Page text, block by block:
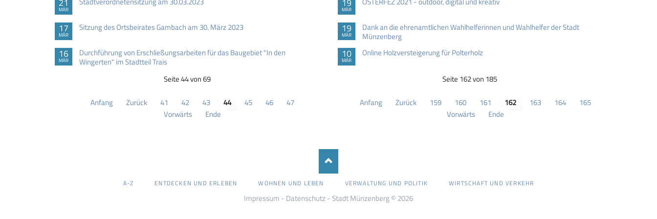
MÄR
17
MÄR
Sitzung des Ortsbeirates Gambach am 30. März 2023
16
MÄR
Durchführung von Erschließungsarbeiten für das Baugebiet "In den
Wingerten" im Stadtteil Trais
Seite 44 von 69
Anfang Zurück 41 42 43 44 45 46
47
Vorwärts
Ende
MÄR
19
MÄR
Dank an die ehrenamtlichen Wahlhelferinnen und Wahlhelfer der Stadt
Münzenberg
10
MÄR
Online Holzversteigerung für Polterholz
Seite 162 von 185
Anfang Zurück 159 160 161 162 163 164
165
Vorwärts
Ende
ÜBERSPRINGEN
A-Z ENTDECKEN UND ERLEBEN WOHNEN UND LEBEN VERWALTUNG UND POLITIK WIRTSCHAFT UND VERKEHR
Impressum - Datenschutz - Stadt Münzenberg © 2026